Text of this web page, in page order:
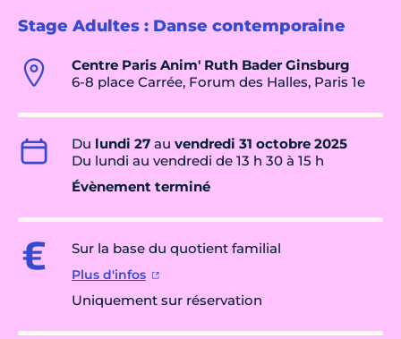
Stage Adultes : Danse contemporaine
Centre Paris Anim' Ruth Bader Ginsburg
6-8 place Carrée, Forum des Halles, Paris 1e
Du lundi 27 au vendredi 31 octobre 2025
Du lundi au vendredi de 13 h 30 à 15 h
Évènement terminé
Sur la base du quotient familial
Plus d'infos
Uniquement sur réservation